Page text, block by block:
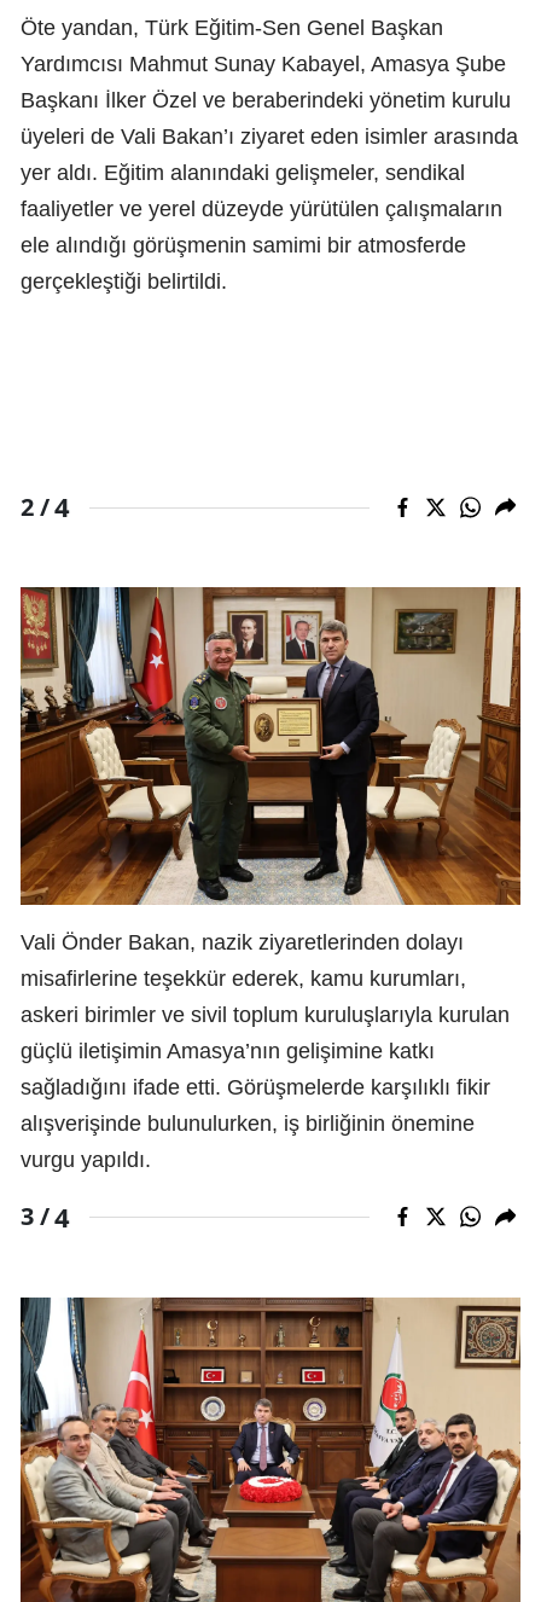
Öte yandan, Türk Eğitim-Sen Genel Başkan
Yardımcısı Mahmut Sunay Kabayel, Amasya Şube
Başkanı İlker Özel ve beraberindeki yönetim kurulu
üyeleri de Vali Bakan’ı ziyaret eden isimler arasında
yer aldı. Eğitim alanındaki gelişmeler, sendikal
faaliyetler ve yerel düzeyde yürütülen çalışmaların
ele alındığı görüşmenin samimi bir atmosferde
gerçekleştiği belirtildi.
2 /4
Vali Önder Bakan, nazik ziyaretlerinden dolayı
misafirlerine teşekkür ederek, kamu kurumları,
askeri birimler ve sivil toplum kuruluşlarıyla kurulan
güçlü iletişimin Amasya’nın gelişimine katkı
sağladığını ifade etti. Görüşmelerde karşılıklı fikir
alışverişinde bulunulurken, iş birliğinin önemine
vurgu yapıldı.
3 /4